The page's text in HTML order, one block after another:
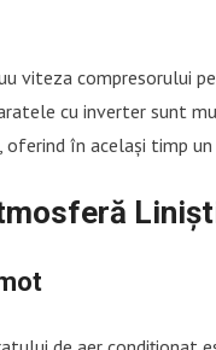
viteza compresorului
cu inverter sunt
în același timp